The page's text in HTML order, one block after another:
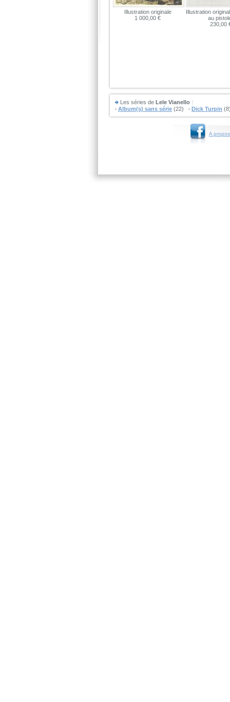
Illustration originale
1 000,00 €
Illustration
au
230,00
Les séries de Lele Vianello :
Album(s) sans série (22) Dick Turpin
A